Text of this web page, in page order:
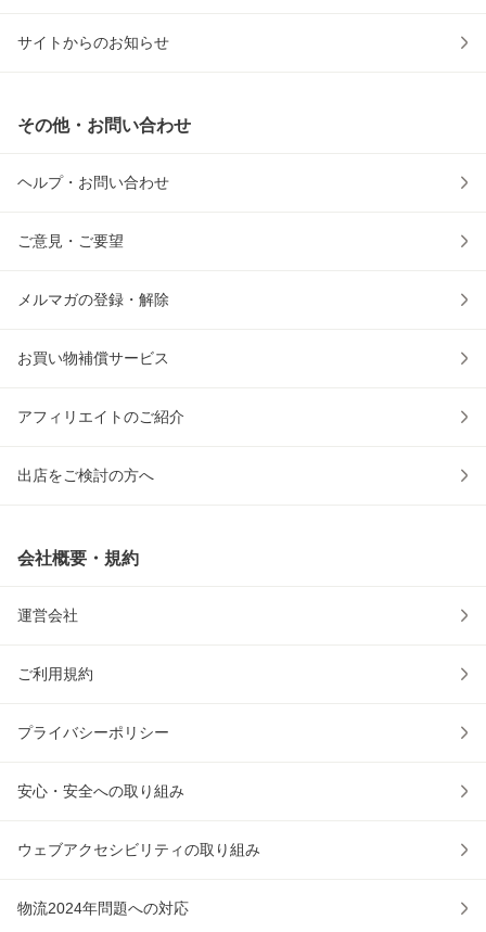
サイトからのお知らせ
その他・お問い合わせ
ヘルプ・お問い合わせ
ご意見・ご要望
メルマガの登録・解除
お買い物補償サービス
アフィリエイトのご紹介
出店をご検討の方へ
会社概要・規約
運営会社
ご利用規約
プライバシーポリシー
安心・安全への取り組み
ウェブアクセシビリティの取り組み
物流2024年問題への対応